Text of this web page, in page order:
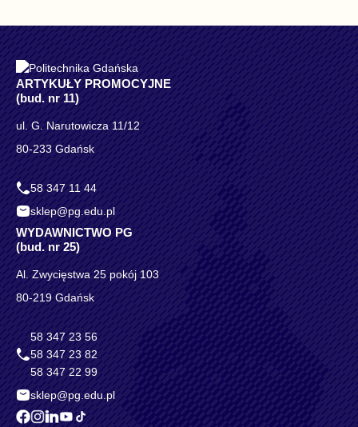
ARTYKUŁY PROMOCYJNE
(bud. nr 11)
ul. G. Narutowicza 11/12
80-233 Gdańsk
58 347 11 44
sklep@pg.edu.pl
WYDAWNICTWO PG
(bud. nr 25)
Al. Zwycięstwa 25 pokój 103
80-219 Gdańsk
58 347 23 56
58 347 23 82
58 347 22 99
sklep@pg.edu.pl